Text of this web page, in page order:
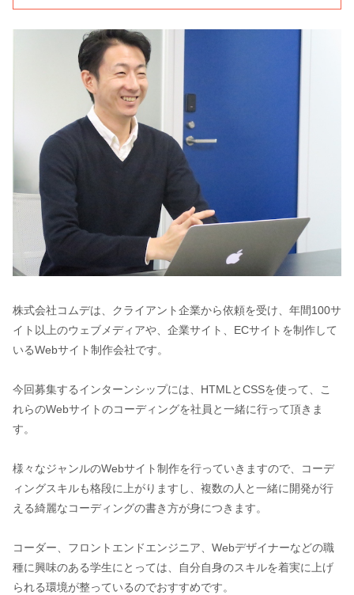
株式会社コムデは、クライアント企業から依頼を受け、年間100サ
イト以上のウェブメディアや、企業サイト、ECサイトを制作して
いるWebサイト制作会社です。
今回募集するインターンシップには、HTMLとCSSを使って、こ
れらのWebサイトのコーディングを社員と一緒に行って頂きま
す。
様々なジャンルのWebサイト制作を行っていきますので、コーデ
ィングスキルも格段に上がりますし、複数の人と一緒に開発が行
える綺麗なコーディングの書き方が身につきます。
コーダー、フロントエンドエンジニア、Webデザイナーなどの職
種に興味のある学生にとっては、自分自身のスキルを着実に上げ
られる環境が整っているのでおすすめです。